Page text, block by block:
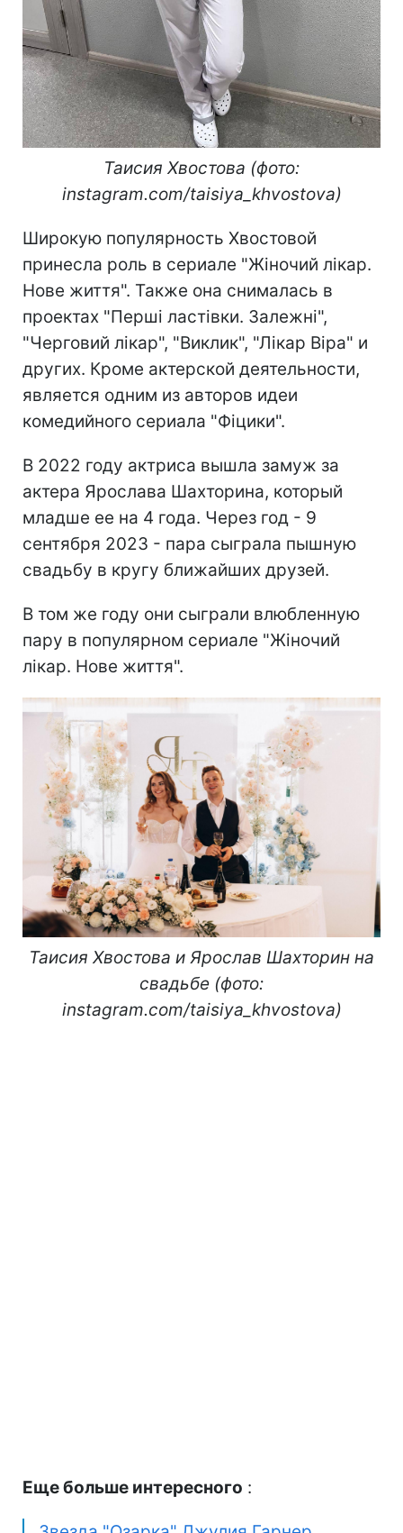
Таисия Хвостова (фото:
instagram.com/taisiya_khvostova)
Широкую популярность Хвостовой
принесла роль в сериале "Жіночий лікар.
Нове життя". Также она снималась в
проектах "Перші ластівки. Залежні",
"Черговий лікар", "Виклик", "Лікар Віра" и
других. Кроме актерской деятельности,
является одним из авторов идеи
комедийного сериала "Фіцики".
В 2022 году актриса вышла замуж за
актера Ярослава Шахторина, который
младше ее на 4 года. Через год - 9
сентября 2023 - пара сыграла пышную
свадьбу в кругу ближайших друзей.
В том же году они сыграли влюбленную
пару в популярном сериале "Жіночий
лікар. Нове життя".
Таисия Хвостова и Ярослав Шахторин на
свадьбе (фото:
instagram.com/taisiya_khvostova)
Еще больше интересного :